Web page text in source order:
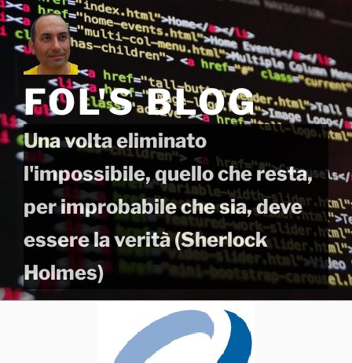
Salta
al
contenuto
FOL'S BLOG
Una volta eliminato
l'impossibile, quello che resta,
per improbabile che sia, deve
essere la verità (Sherlock
Holmes)